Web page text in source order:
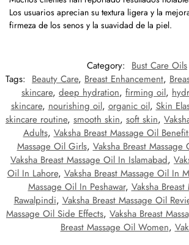
Los usuarios aprecian su textura ligera y la
firmeza de los senos y la suavidad de la piel.
Category: Bust Care Oils
Tags: Beauty Care, Breast Enhancement,
skincare, deep hydration, firming oil,
skincare, nourishing oil, organic oil, Skin
skincare routine, smooth skin, soft skin,
Adults, Vaksha Breast Massage Oil
Massage Oil Girls, Vaksha Breast
Vaksha Breast Massage Oil In Islamabad,
Oil In Lahore, Vaksha Breast Massage Oil In
Massage Oil In Peshawar, Vaksha
Rawalpindi, Vaksha Breast Massage Oil
Massage Oil Side Effects, Vaksha Breast
Breast Massage Oil Women,